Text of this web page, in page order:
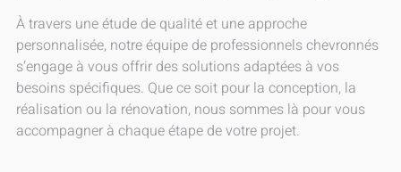
À travers une étude de qualité et une approche
personnalisée, notre équipe de professionnels chevronnés
s’engage à vous offrir des solutions adaptées à vos
besoins spécifiques. Que ce soit pour la conception, la
réalisation ou la rénovation, nous sommes là pour vous
accompagner à chaque étape de votre projet.